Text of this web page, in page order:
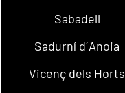
Sabadell
Sadurní d´Anoia
Vicenç dels Horts